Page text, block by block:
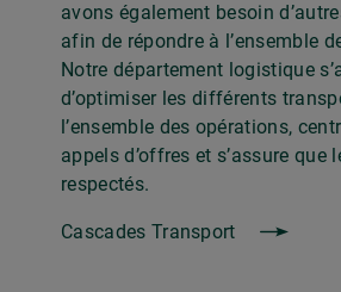
avons également besoin
afin de répondre à l’ensemble
Notre département logistique
d’optimiser les différents
l’ensemble des opérations,
appels d’offres et s’assure que
respectés.
Cascades Transport